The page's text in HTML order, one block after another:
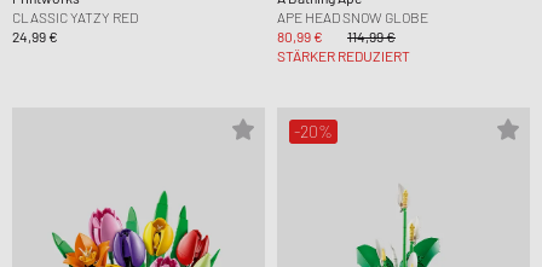
CLASSIC YATZY RED
24,99 €
APE HEAD SNOW GLOBE
80,99 €
114,99 €
STÄRKER REDUZIERT
-20%